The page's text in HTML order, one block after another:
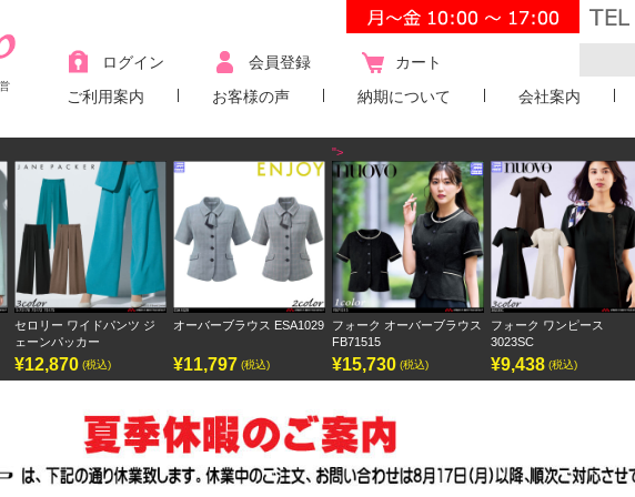
ログイン 会員登録
カート
ご利用案内
お客様の声 納期について 会社案内
オーバーブラウス ESA1029
¥11,797 (税込)
フォーク オーバーブラウス
¥15,730 (税込)
フォーク ワンピース
3023SC
¥9,438 (税込)
エンジョイ ライトジャケッ
ト ESJ917
¥14,300 (税込)